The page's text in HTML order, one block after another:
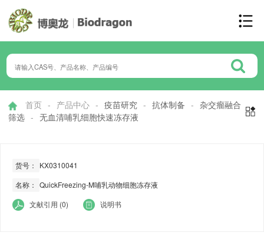
首页 - 产品中心 - 疫苗研究 - 抗体制备 - 杂交瘤融合
筛选 - 无血清哺乳细胞快速冻存液

货号：
KX0310041
名称： QuickFreezing-M哺乳动物细胞冻存液
文献引用 (0)
说明书